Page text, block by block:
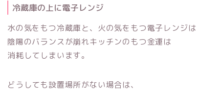
冷蔵庫の上に電子レンジ
水の気をもつ冷蔵庫と、火の気をもつ電子レンジは
陰陽のバランスが崩れキッチンのもつ金運は
消耗してしまいます。
どうしても設置場所がない場合は、